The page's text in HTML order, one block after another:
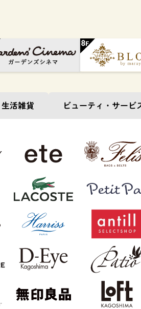
生活雑貨 ビューティ・ サービ